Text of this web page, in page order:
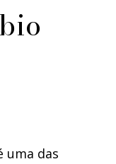
uma das